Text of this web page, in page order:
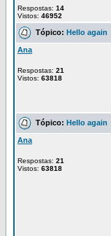
Respostas: 14
Vistos: 46952
Tópico: Hello again
Ana
Respostas: 21
Vistos: 63818
Tópico: Hello again
Ana
Respostas: 21
Vistos: 63818